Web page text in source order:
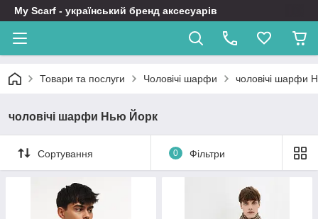
My Scarf - український бренд аксесуарів
Товари та послуги Чоловічі шарфи чоловічі шарфи
чоловічі шарфи Нью Йорк
Сортування 0 Фільтри